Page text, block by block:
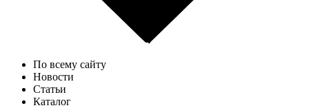
По всему сайту
Новости
Статьи
Каталог